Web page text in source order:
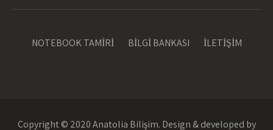
NOTEBOOK TAMİRİ BİLGİ BANKASI İLETİŞİM
Copyright © 2020 Anatolia Bilişim. Design & developed by